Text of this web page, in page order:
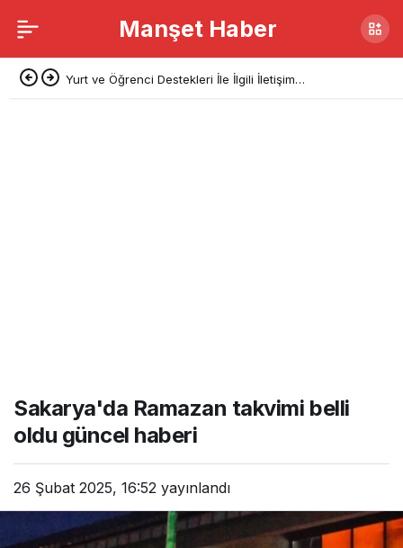
Manşet Haber
Yurt ve Öğrenci Destekleri İle İlgili İletişim
Sakarya'da Ramazan takvimi belli
oldu güncel haberi
26 Şubat 2025, 16:52 yayınlandı